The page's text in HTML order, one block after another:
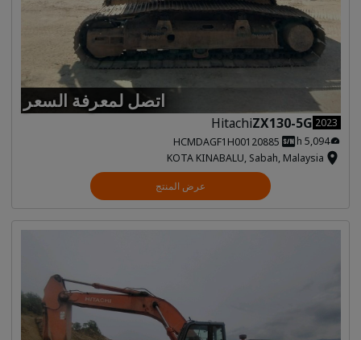
اتصل لمعرفة السعر
2023
ZX130-5G
Hitachi
5,094 h
HCMDAGF1H00120885
KOTA KINABALU, Sabah, Malaysia
عرض المنتج